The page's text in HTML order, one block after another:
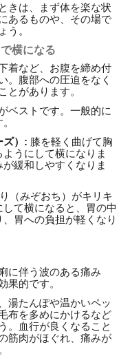
きは、まず体を楽な状
あるものや、その場で
う。
横になる
着など、お腹を締め付
。腹部への圧迫をなく
とがあります。
ベストです。一般的に
ズ）: 膝を軽く曲げて胸
うにして横になりま
緩和しやすくなりま
（みぞおち）がキリキ
て横になると、胃の中
胃への負担が軽くなり
に伴う波のある痛み
果的です。
湯たんぽや温かいペッ
布を多めにかけるなど
。血行が良くなること
筋肉がほぐれ、痛みが